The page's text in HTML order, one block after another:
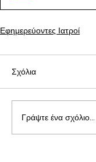
Εφημερεύοντες Ιατροί
Σχόλια
Γράψτε ένα σχόλιο...